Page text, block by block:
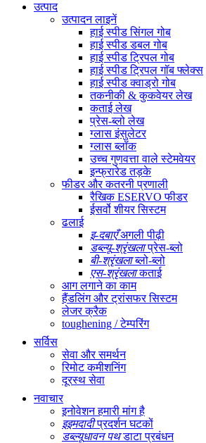
उत्पाद
उत्पादन लाइनें
हाई स्पीड सिंगल गोब
हाई स्पीड डबल गोब
हाई स्पीड ट्रिपल गोब
हाई स्पीड ट्रिपल गॉब फ्लेक्स
हाई स्पीड क्वाड्रो गोब
तकनीकी & कुकवेयर लेख
कताई लेख
प्रेस-ब्लो लेख
ग्लास इंसुलेटर
ग्लास ब्लॉक
उच्च गुणवत्ता वाले स्टेमवेयर
इन्फ्रारेड तड़के
फीडर और कतरनी प्रणाली
रैखिक ESERVO फीडर
ईसर्वो शीयर सिस्टम
ढलाई
इ-दबाएँअगली पीढ़ी
डब्ल्यू-श्रृंखलाप्रेस-ब्लो
बी-श्रृंखलाब्लो-ब्लो
एस-श्रृंखलाकताई
आग लगाने का काम
हैंडलिंग और ट्रांसफर सिस्टम
लेजर क्रैक
toughening / टेम्परिंग
सर्विस
सेवा और समर्थन
रिमोट कमीशनिंग
दूरस्थ सेवा
नवाचार
इनोवेशन हमारी मांग है
इइमदादीप्रदर्शन घटकों
डब्ल्यूधावन पथडाटा प्रबंधन